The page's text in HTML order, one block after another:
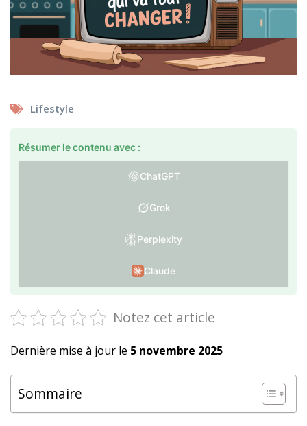
Lifestyle
Résumer le contenu avec :
ChatGPT
Grok
Perplexity
Claude
Notez cet article
Dernière mise à jour le 5 novembre 2025
Sommaire